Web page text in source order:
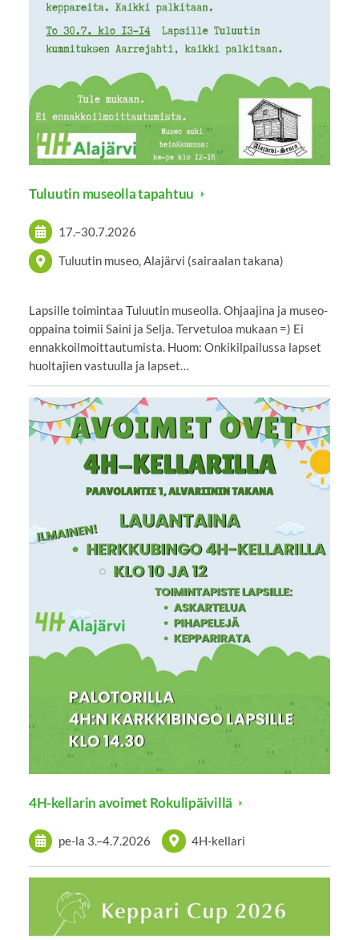
Tuluutin museolla tapahtuu
17.–30.7.2026
Tuluutin museo, Alajärvi (sairaalan takana)
Lapsille toimintaa Tuluutin museolla. Ohjaajina ja museo-
oppaina toimii Saini ja Selja. Tervetuloa mukaan =) Ei
ennakkoilmoittautumista. Huom: Onkikilpailussa lapset
huoltajien vastuulla ja lapset…
4H-kellarin avoimet Rokulipäivillä
pe-la 3.–4.7.2026 4H-kellari